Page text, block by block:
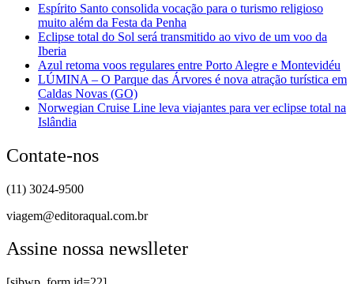
Espírito Santo consolida vocação para o turismo religioso
muito além da Festa da Penha
Eclipse total do Sol será transmitido ao vivo de um voo da
Iberia
Azul retoma voos regulares entre Porto Alegre e Montevidéu
LÚMINA – O Parque das Árvores é nova atração turística em
Caldas Novas (GO)
Norwegian Cruise Line leva viajantes para ver eclipse total na
Islândia
Contate-nos
(11) 3024-9500
viagem@editoraqual.com.br
Assine nossa newslleter